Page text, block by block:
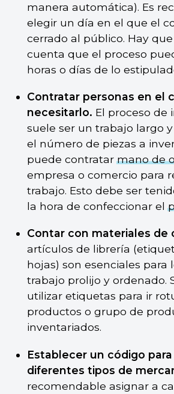
manera automática). Es
elegir un día en el que el
cerrado al público. Hay
cuenta que el proceso
horas o días de lo
Contratar personas en el
necesitarlo. El proceso de
suele ser un trabajo largo
el número de piezas a
puede contratarmano de
empresa o comercio para
trabajo. Esto debe ser
la hora de confeccionar el
Contar con materiales de
artículos de librería
hojas) son esenciales para
trabajo prolijo y ordenado.
utilizar etiquetas para ir
productos o grupo de
inventariados.
Establecer un código
diferentes tipos de
recomendable asignar a